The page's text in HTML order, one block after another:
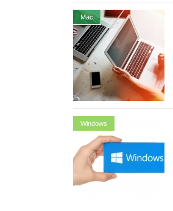
Mac
Windows